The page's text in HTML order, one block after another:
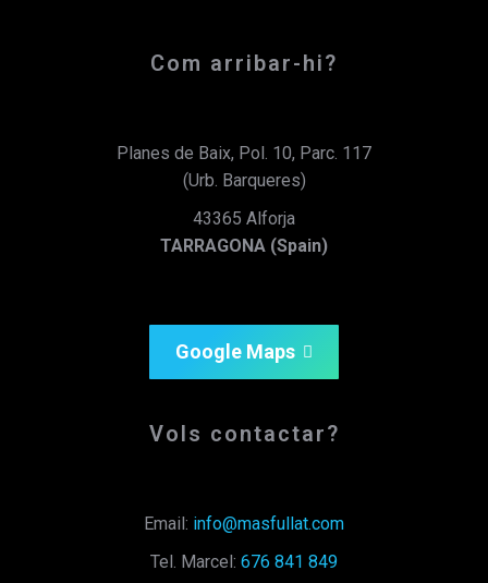
Com arribar-hi?
Planes de Baix, Pol. 10, Parc. 117
(Urb. Barqueres)
43365 Alforja
TARRAGONA (Spain)
Google Maps
Vols contactar?
Email: info@masfullat.com
Tel. Marcel: 676 841 849